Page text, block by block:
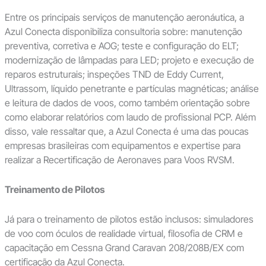
Entre os principais serviços de manutenção aeronáutica, a
Azul Conecta disponibiliza consultoria sobre: manutenção
preventiva, corretiva e AOG; teste e configuração do ELT;
modernização de lâmpadas para LED; projeto e execução de
reparos estruturais; inspeções TND de Eddy Current,
Ultrassom, líquido penetrante e partículas magnéticas; análise
e leitura de dados de voos, como também orientação sobre
como elaborar relatórios com laudo de profissional PCP. Além
disso, vale ressaltar que, a Azul Conecta é uma das poucas
empresas brasileiras com equipamentos e expertise para
realizar a Recertificação de Aeronaves para Voos RVSM.
Treinamento de Pilotos
Já para o treinamento de pilotos estão inclusos: simuladores
de voo com óculos de realidade virtual, filosofia de CRM e
capacitação em Cessna Grand Caravan 208/208B/EX com
certificação da Azul Conecta.